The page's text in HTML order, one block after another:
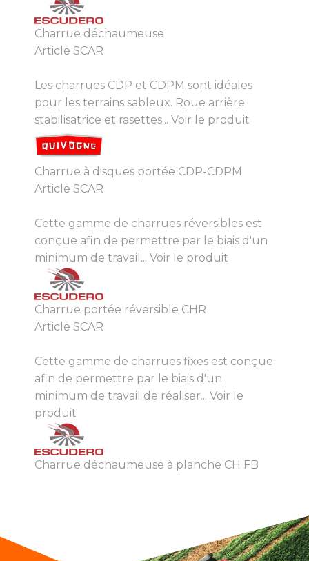
Charrue déchaumeuse
Article SCAR
Les charrues CDP et CDPM sont idéales
pour les terrains sableux. Roue arrière
stabilisatrice et rasettes... Voir le produit
Charrue à disques portée CDP-CDPM
Article SCAR
Cette gamme de charrues réversibles est
conçue afin de permettre par le biais d'un
minimum de travail... Voir le produit
Charrue portée réversible CHR
Article SCAR
Cette gamme de charrues fixes est conçue
afin de permettre par le biais d'un
minimum de travail de réaliser... Voir le
produit
Charrue déchaumeuse à planche CH FB